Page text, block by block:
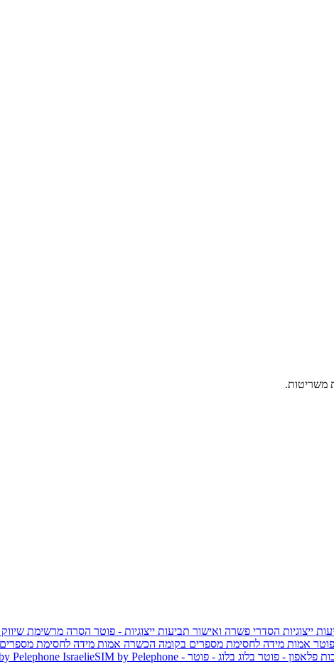
ייצוגיות הסדרי פשרה ואישור תביעות ייצוגיות - פוטר הסרה מרשימת שיווק
אמות מידה לחסימת מספרים בקומה הכשרה אמות מידה לחסימת
Pelephone פלאפון - פוטר בלוג בלוג - פוטר